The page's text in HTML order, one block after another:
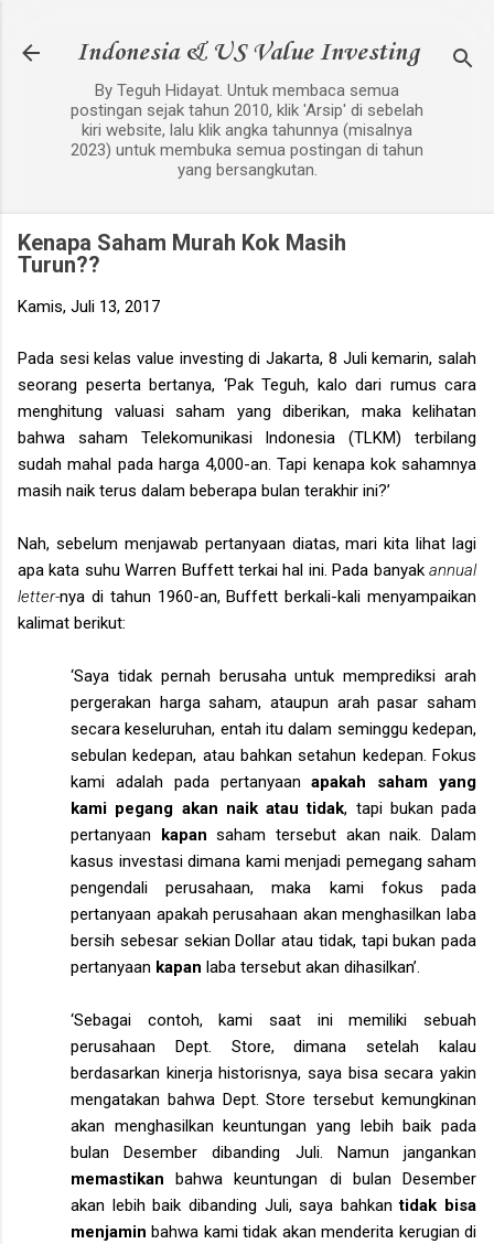
Indonesia & US Value Investing
By Teguh Hidayat. Untuk membaca semua
postingan sejak tahun 2010, klik 'Arsip' di sebelah
kiri website, lalu klik angka tahunnya (misalnya
2023) untuk membuka semua postingan di tahun
yang bersangkutan.
Kenapa Saham Murah Kok Masih
Turun??
Kamis, Juli 13, 2017
Pada sesi kelas value investing di Jakarta, 8 Juli kemarin, salah
seorang peserta bertanya, ‘Pak Teguh, kalo dari rumus cara
menghitung valuasi saham yang diberikan, maka kelihatan
bahwa saham Telekomunikasi Indonesia (TLKM) terbilang
sudah mahal pada harga 4,000-an. Tapi kenapa kok sahamnya
masih naik terus dalam beberapa bulan terakhir ini?’
Nah, sebelum menjawab pertanyaan diatas, mari kita lihat lagi
apa kata suhu Warren Buffett terkai hal ini. Pada banyak annual
letter-nya di tahun 1960-an, Buffett berkali-kali menyampaikan
kalimat berikut:
‘Saya tidak pernah berusaha untuk memprediksi arah
pergerakan harga saham, ataupun arah pasar saham
secara keseluruhan, entah itu dalam seminggu kedepan,
sebulan kedepan, atau bahkan setahun kedepan. Fokus
kami adalah pada pertanyaanapakah saham yang
kami pegang akan naik atau tidak, tapi bukan pada
pertanyaan kapan saham tersebut akan naik. Dalam
kasus investasi dimana kami menjadi pemegang saham
pengendali perusahaan, maka kami fokus pada
pertanyaan apakah perusahaan akan menghasilkan laba
bersih sebesar sekian Dollar atau tidak, tapi bukan pada
pertanyaan kapan laba tersebut akan dihasilkan’.
‘Sebagai contoh, kami saat ini memiliki sebuah
perusahaan Dept. Store, dimana setelah kalau
berdasarkan kinerja historisnya, saya bisa secara yakin
mengatakan bahwa Dept. Store tersebut kemungkinan
akan menghasilkan keuntungan yang lebih baik pada
bulan Desember dibanding Juli. Namun jangankan
memastikan bahwa keuntungan di bulan Desember
akan lebih baik dibanding Juli, saya bahkantidak bisa
menjamin bahwa kami tidak akan menderita kerugian di